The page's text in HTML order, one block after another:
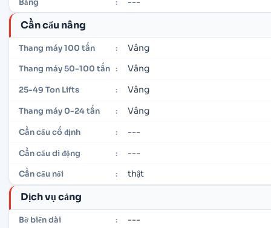
Băng :
Cần cẩu nâng
Thang máy 100 tấn : Vâng
Thang máy 50-100 tấn : Vâng
25-49 Ton Lifts : Vâng
Thang máy 0-24 tấn : Vâng
Cần cẩu cố định : ---
Cần cẩu di động : ---
Cần cẩu nổi : thật
Dịch vụ cảng
Bờ biển dài : ---